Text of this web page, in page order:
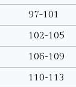
97-101
102-105
106-109
110-113